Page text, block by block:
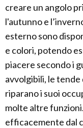
creare un angolo
l'autunno e
esterno sono
e colori, potendo
piacere secondo i
avvolgibili, le
riparano i suoi
molte altre
efficacemente dal